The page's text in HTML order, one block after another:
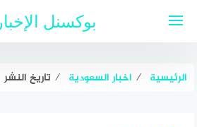
بوكسنل
الرئيسية ⁄ اخبار السعودية ⁄ تاريخ النشر شركة